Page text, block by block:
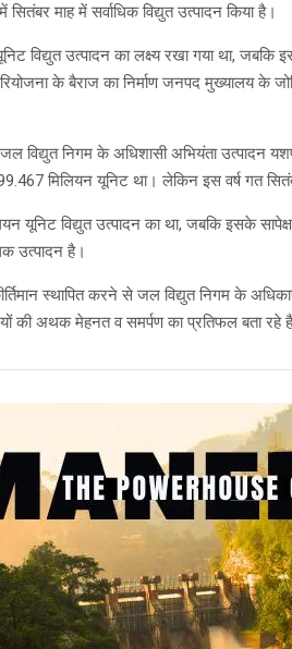
माह में सर्वाधिक विद्युत उत्पादन किया है।
विद्युत उत्पादन का लक्ष्य रखा गया था,
के बैराज का निर्माण जनपद मुख्यालय के
विद्युत निगम के अधिशासी अभियंता उत्पादन
मिलियन यूनिट था। लेकिन इस वर्ष गत
यूनिट विद्युत उत्पादन का था, जबकि इसके
उत्पादन है।
स्थापित करने से जल विद्युत निगम के
की अथक मेहनत व समर्पण का प्रतिफल बता रहे